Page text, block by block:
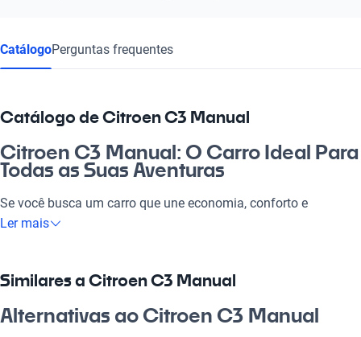
CatálogoPerguntas frequentes
Catálogo de Citroen C3 Manual
Citroen C3 Manual: O Carro Ideal Para
Todas as Suas Aventuras
Se você busca um carro que une economia, conforto e
tecnologia, o Citroen C3 Manual é a escolha perfeita! Com
um veículo que se adapta à família e ao trabalho, essa opção é
demais! Além disso, essa categoria oferece um ótimo custo-
benefício, fazendo do Citroen C3 Manual um investimento certo
no mercado brasileiro.
Ler mais
Similares a Citroen C3 Manual
Alternativas ao Citroen C3 Manual